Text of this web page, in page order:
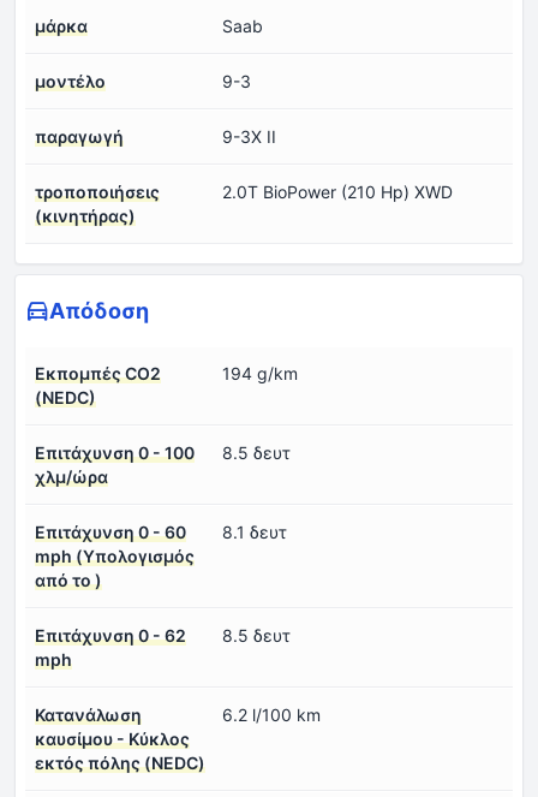
μάρκα Saab
μοντέλο 9-3
παραγωγή 9-3X II
τροποποιήσεις
(κινητήρας)
2.0T BioPower (210 Hp) XWD
Απόδοση
Εκπομπές CO2
(NEDC)
194 g/km
Επιτάχυνση 0 - 100
χλμ/ώρα
8.5 δευτ
Επιτάχυνση 0 - 60
mph (Υπολογισμός
από το )
8.1 δευτ
Επιτάχυνση 0 - 62
mph
8.5 δευτ
Κατανάλωση
καυσίμου - Κύκλος
εκτός πόλης (NEDC)
6.2 l/100 km